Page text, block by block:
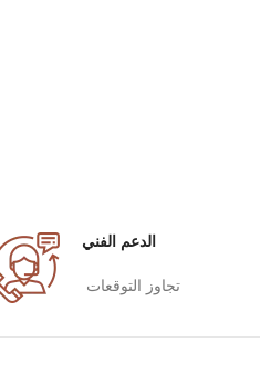
الدعم الفني
تجاوز التوقعات